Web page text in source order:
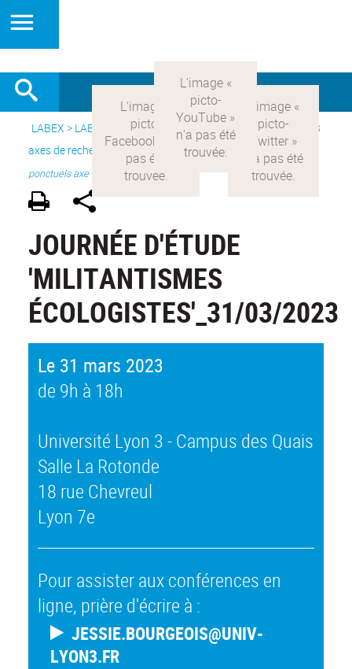
LABEX > LABEX COMOD> Version française > Recherche >
3
axes de recherche>Axe 3 : l’Etat et les citoyens > projets
ponctuels axe III
JOURNÉE D'ÉTUDE
'MILITANTISMES
ÉCOLOGISTES'_31/03/2023
Le 31 mars 2023
de 9h à 18h
Université Lyon 3 - Campus des Quais
Salle La Rotonde
18 rue Chevreul
Lyon 7e
Pour assister aux conférences en
ligne, prière d'écrire à :
JESSIE.BOURGEOIS@UNIV-
LYON3.FR